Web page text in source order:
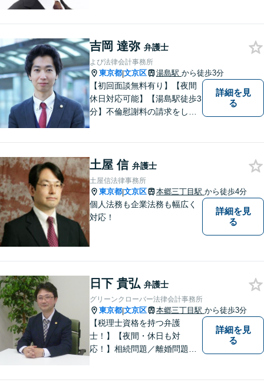
さい。
吉岡 達弥 弁護士
よぴ法律会計事務所
東京都|文京区 湯島駅 から徒歩3分
【初回面談無料有り】【夜間
休日対応可能】【湯島駅徒歩3
分】不倫慰謝料の請求をした
まずはご相談ください。【メ
ディア出演】
詳細を見
る
土屋 信 弁護士
土屋信法律事務所
東京都|文京区 本郷三丁目駅 から徒歩4分
個人法務も企業法務も幅広く
対応！
詳細を見
る
日下 貴弘 弁護士
グリーンクローバー法律会計事務所
東京都|文京区 本郷三丁目駅 から徒歩3分
【税理士資格を持つ弁護
士！】【夜間・休日も対
応！】相続問題／離婚問題／
詳細を見
る